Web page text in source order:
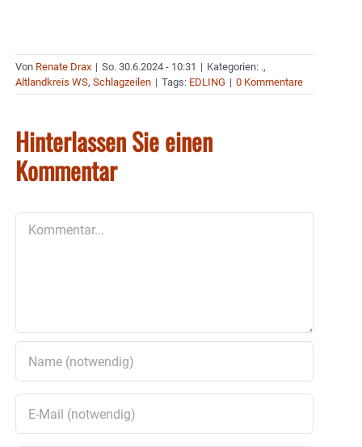
Von Renate Drax | So. 30.6.2024 - 10:31 | Kategorien: .,
Altlandkreis WS, Schlagzeilen | Tags: EDLING | 0 Kommentare
Hinterlassen Sie einen
Kommentar